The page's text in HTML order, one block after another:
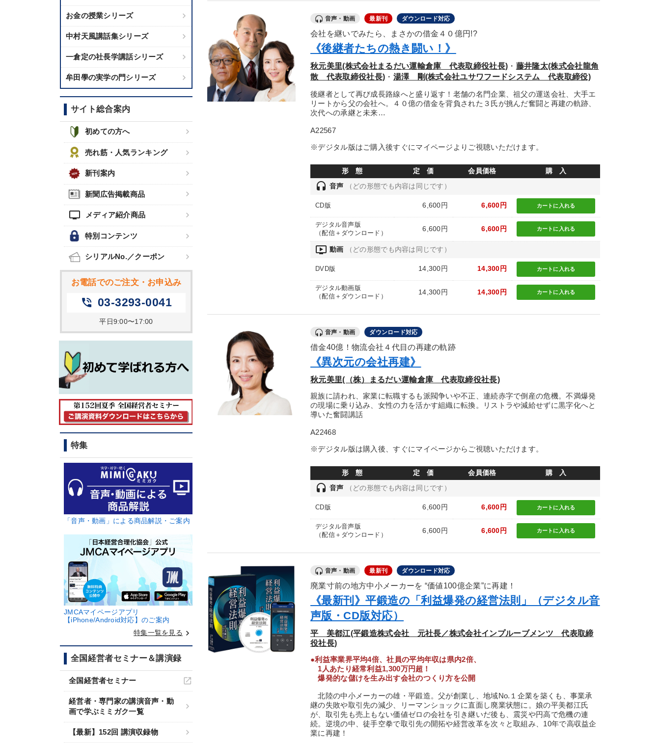
お金の授業シリーズ
中村天風講話集シリーズ
一倉定の社長学講話シリーズ
牟田學の実学の門シリーズ
サイト総合案内
初めての方へ
売れ筋・人気ランキング
新刊案内
新聞広告掲載商品
tv メディア紹介商品
特別コンテンツ
シリアルNo.／クーポン
お電話でのご注文・お申込み
phone_in_talk 03-3293-0041
平日9:00〜17:00
特集
「音声・動画」による商品解説・ご案内
JMCAマイページアプリ
【iPhone/Android対応】のご案内
特集一覧を見る keyboard_arrow_right
全国経営者セミナー＆講演録
全国経営者セミナー
経営者・専門家の講演音声・動
画で学ぶミミガク一覧
【最新】152回 講演収録物
音声・動画 最新刊 ダウンロード対応
会社を継いでみたら、まさかの借金４０億円!?
《後継者たちの熱き闘い！》
秋元美里(株式会社まるだい運輸倉庫 代表取締役社長) ・ 藤井隆太(株式会社龍角
散 代表取締役社長) ・ 湯澤 剛(株式会社ユサワフードシステム 代表取締役)
後継者として再び成長路線へと盛り返す！老舗の名門企業、祖父の運送会社、大手エ
リートから父の会社へ。４０億の借金を背負された３氏が挑んだ奮闘と再建の軌跡、
次代への承継と未来…
A22567
※デジタル版はご購入後すぐにマイページよりご視聴いただけます。
形 態 定 価 会員価格 購 入
headset 音声 （どの形態でも内容は同じです）
CD版 6,600円 6,600円 カートに 入れる
デジタル音声版
（配信＋ダウンロード）
6,600円 6,600円 カートに 入れる
ondemand_video 動画 （どの形態でも内容は同じです）
DVD版 14,300円 14,300円 カートに 入れる
デジタル動画版
（配信＋ダウンロード）
14,300円 14,300円 カートに 入れる
音声・動画 ダウンロード対応
借金40億！物流会社４代目の再建の軌跡
《異次元の会社再建》
秋元美里(（株）まるだい運輸倉庫 代表取締役社長)
親族に請われ、家業に転職するも派閥争いや不正、連続赤字で倒産の危機。不満爆発
の現場に乗り込み、女性の力を活かす組織に転換。リストラや減給せずに黒字化へと
導いた奮闘講話
A22468
※デジタル版は購入後、すぐにマイページからご視聴いただけます。
形 態 定 価 会員価格 購 入
headset 音声 （どの形態でも内容は同じです）
CD版 6,600円 6,600円 カートに 入れる
デジタル音声版
（配信＋ダウンロード）
6,600円 6,600円 カートに 入れる
音声・動画 最新刊 ダウンロード対応
廃業寸前の地方中小メーカーを “価値100億企業”に再建！
《最新刊》平鍛造の「利益爆発の経営法則」（デジタル音
声版・CD版対応）
平 美都江(平鍛造株式会社 元社長／株式会社インプルーブメンツ 代表取締
役社長)
●利益率業界平均4倍、社員の平均年収は県内2倍、
1人あたり経常利益1,300万円超！
爆発的な儲けを生み出す会社のつくり方を公開
北陸の中小メーカーの雄・平鍛造。父が創業し、地域No.１企業を築くも、事業承
継の失敗や取引先の減少、リーマンショックに直面し廃業状態に。娘の平美都江氏
が、取引先も売上もない価値ゼロの会社を引き継いだ後も、震災や円高で危機の連
続。逆境の中、徒手空拳で取引先の開拓や経営改革を次々と取組み、10年で高収益企
業に再建！